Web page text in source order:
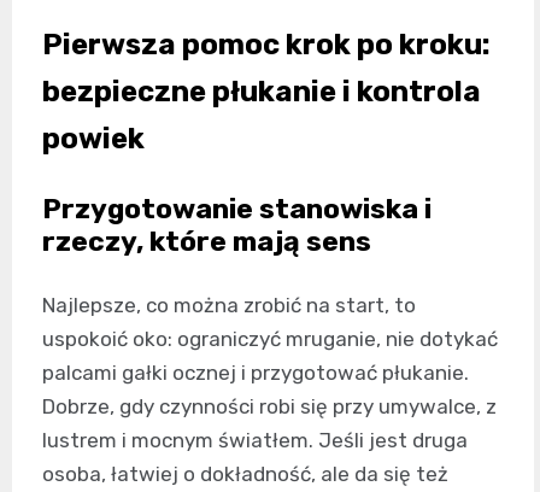
Pierwsza pomoc krok po kroku:
bezpieczne płukanie i kontrola
powiek
Przygotowanie stanowiska i
rzeczy, które mają sens
Najlepsze, co można zrobić na start, to
uspokoić oko: ograniczyć mruganie, nie dotykać
palcami gałki ocznej i przygotować płukanie.
Dobrze, gdy czynności robi się przy umywalce, z
lustrem i mocnym światłem. Jeśli jest druga
osoba, łatwiej o dokładność, ale da się też